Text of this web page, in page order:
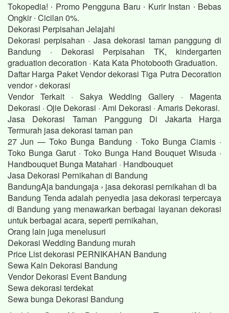
Tokopedia! ∙ Promo Pengguna Baru ∙ Kurir Instan ∙ Bebas
Ongkir ∙ Cicilan 0%.
Dekorasi Perpisahan Jelajahi
Dekorasi perpisahan · Jasa dekorasi taman panggung di
Bandung · Dekorasi Perpisahan TK, kindergarten
graduation decoration · Kata Kata Photobooth Graduation.
Daftar Harga Paket Vendor dekorasi Tiga Putra Decoration
vendor › dekorasi
Vendor Terkait · Sakya Wedding Gallery · Magenta
Dekorasi · Ojie Dekorasi · Ami Dekorasi · Amaris Dekorasi.
Jasa Dekorasi Taman Panggung Di Jakarta Harga
Termurah jasa dekorasi taman pan
27 Jun — Toko Bunga Bandung · Toko Bunga Ciamis ·
Toko Bunga Garut · Toko Bunga Hand Bouquet Wisuda ·
Handbouquet Bunga Matahari · Handbouquet
Jasa Dekorasi Pernikahan di Bandung
BandungAja bandungaja › jasa dekorasi pernikahan di ba
Bandung Tenda adalah penyedia jasa dekorasi terpercaya
di Bandung yang menawarkan berbagai layanan dekorasi
untuk berbagai acara, seperti pernikahan,
Orang lain juga menelusuri
Dekorasi Wedding Bandung murah
Price List dekorasi PERNIKAHAN Bandung
Sewa Kain Dekorasi Bandung
Vendor Dekorasi Event Bandung
Sewa dekorasi terdekat
Sewa bunga Dekorasi Bandung